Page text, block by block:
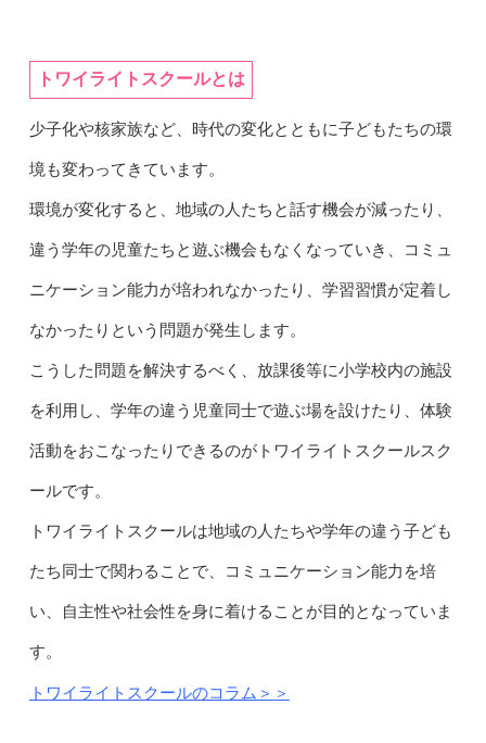
トワイライトスクールとは
少子化や核家族など、時代の変化とともに子どもたちの環
境も変わってきています。
環境が変化すると、地域の人たちと話す機会が減ったり、
違う学年の児童たちと遊ぶ機会もなくなっていき、コミュ
ニケーション能力が培われなかったり、学習習慣が定着し
なかったりという問題が発生します。
こうした問題を解決するべく、放課後等に小学校内の施設
を利用し、学年の違う児童同士で遊ぶ場を設けたり、体験
活動をおこなったりできるのがトワイライトスクールスク
ールです。
トワイライトスクールは地域の人たちや学年の違う子ども
たち同士で関わることで、コミュニケーション能力を培
い、自主性や社会性を身に着けることが目的となっていま
す。
トワイライトスクールのコラム＞＞